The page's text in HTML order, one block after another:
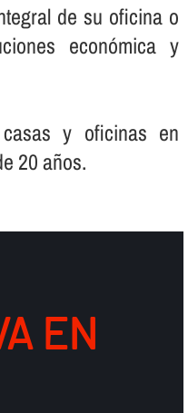
de su oficina o
económica y
y oficinas en
20 años.
EN